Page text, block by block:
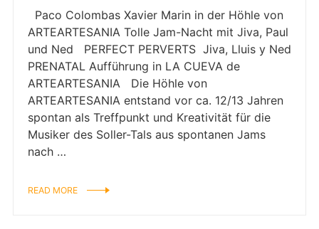
Paco Colombas Xavier Marin in der Höhle von
ARTEARTESANIA Tolle Jam-Nacht mit Jiva, Paul
und Ned PERFECT PERVERTS Jiva, Lluis y Ned
PRENATAL Aufführung in LA CUEVA de
ARTEARTESANIA Die Höhle von
ARTEARTESANIA entstand vor ca. 12/13 Jahren
spontan als Treffpunkt und Kreativität für die
Musiker des Soller-Tals aus spontanen Jams
nach …
READ MORE